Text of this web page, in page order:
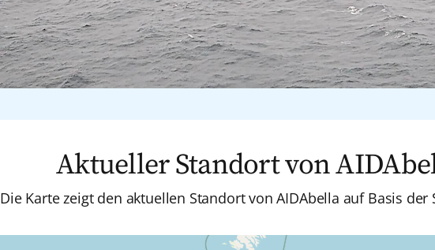
Aktueller Standort von
Die Karte zeigt den aktuellen Standort von AIDAbella auf Basis der